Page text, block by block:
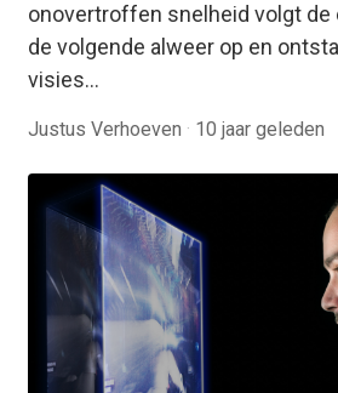
onovertroffen snelheid volgt de
de volgende alweer op en
visies…
Justus Verhoeven · 10 jaar geleden